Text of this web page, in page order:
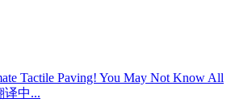
Tactile Paving! You May Not Know All
译中...